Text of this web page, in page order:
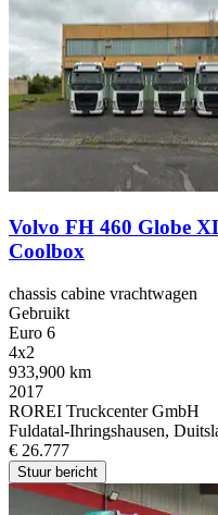
Volvo FH 460 Globe
Coolbox
chassis cabine vrachtwagen
Gebruikt
Euro 6
4x2
933,900 km
2017
ROREI Truckcenter GmbH
Fuldatal-Ihringshausen,
€ 26.777
Stuur bericht